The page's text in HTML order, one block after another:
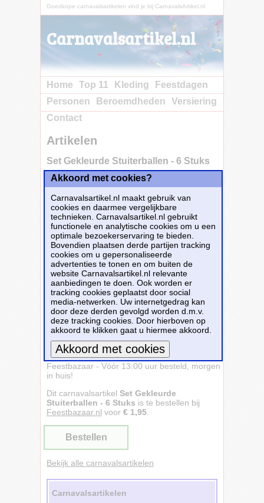
Goedkope carnavalsartikelen vind je bij CarnavalsArtikel.nl
Carnavalsartikel.nl
Home Top 11 Kleding
Feestdagen
Personen
Beroemdheden
Versiering
Contact
Artikelen
Set Gekleurde Stuiterballen - 6 Stuks
Set Gekleurde Stuiterballen - 6 Stuks -
Feestbazaar - Vóór 13:00 uur besteld, morgen
in huis!
Dit carnavalsartikel Set Gekleurde
Stuiterballen - 6 Stuks is te bestellen bij
Feestbazaar.nl voor € 1,95
Bestellen
Bekijk alle carnavalsartikelen
Carnavalsartikelen
Akkoord met cookies?
Carnavalsartikel.nl maakt gebruik van
cookies en daarmee vergelijkbare
technieken. Carnavalsartikel.nl gebruikt
functionele en analytische cookies om u een
optimale bezoekerservaring te bieden.
Bovendien plaatsen derde partijen tracking
cookies om u gepersonaliseerde
advertenties te tonen en om buiten de
website Carnavalsartikel.nl relevante
aanbiedingen te doen. Ook worden er
tracking cookies geplaatst door social
media-netwerken. Uw internetgedrag kan
door deze derden gevolgd worden d.m.v.
deze tracking cookies. Door hierboven op
akkoord te klikken gaat u hiermee akkoord.
Meer informatie